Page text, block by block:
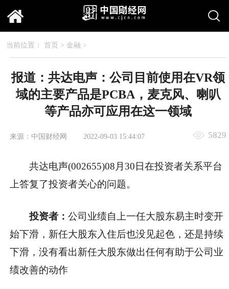
当前位置： 首页 > 金融 >
报道：共达电声：公司目前使用在VR领
域的主要产品是PCBA，麦克风、喇叭
等产品亦可应用在这一领域
来源：中国财经网 2022-09-03 15:44:07 5829
共达电声(002655)08月30日在投资者关系平台
上答复了投资者关心的问题。
投资者：公司业绩自上一任大股东易主时变开
始下滑，新任大股东入住后也没见起色，还是持续
下滑，没有看出新任大股东做出任何有助于公司业
绩改善的动作